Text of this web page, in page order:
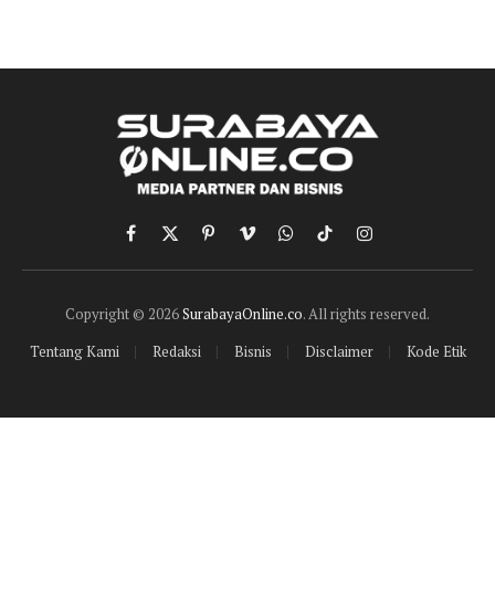
Facebook
X
(Twitter)
PinterestVimeoWhatsApp
TikTokInstagram
Copyright © 2026SurabayaOnline.co. All rights reserved.
Tentang Kami
Redaksi Bisnis Disclaimer Kode Etik